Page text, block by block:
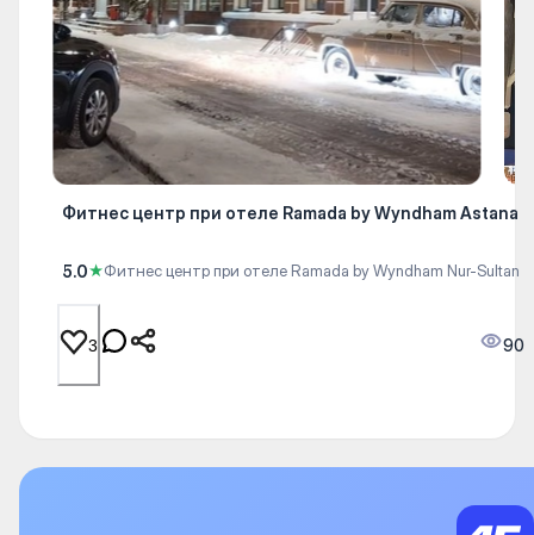
Фитнес центр при отеле Ramada by Wyndham Astana
5.0★Фитнес центр при отеле Ramada by Wyndham Nur-Sultan
3 90